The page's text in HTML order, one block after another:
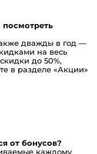
посмотреть
дважды в год —
на весь
до 50%,
в разделе «Акции»
от бонусов?
каждому